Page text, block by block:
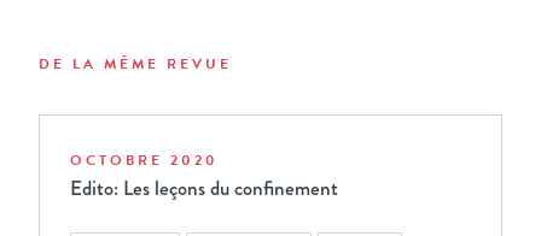
DE LA MÊME REVUE
OCTOBRE 2020
Edito: Les leçons du confinement